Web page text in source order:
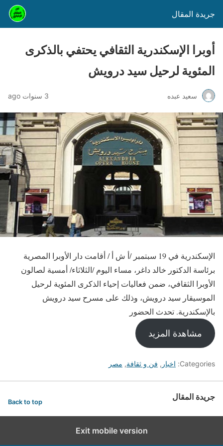
جريدة المقال
أوبرا الإسكندرية الثقافي يحتفي بالذكرى
المئوية لرحيل سيد درويش
سعيد عبده 3 سنوات ago
الإسكندرية في 19 سبتمبر /أ ش أ / أقامت دار الأوبرا المصرية
برئاسة الدكتور خالد داغر، مساء اليوم /الثلاثاء/ أمسية لصالون
الأوبرا الثقافي، ضمن فعاليات إحياء الذكرى المئوية لرحيل
الموسيقار سيد درويش، وذلك على مسرح سيد درويش
بالإسكندرية. تحدث الحضور
مشاهدة المزيد
Categories: اخبار , فن و ثقافة, مصر
جريدة المقال Back to top
Exit mobile version